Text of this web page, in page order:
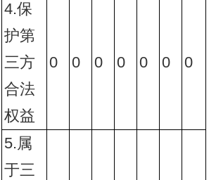
4.保
护第
三方
合法
权益
0 0 0 0 0 0 0
5.属
于三